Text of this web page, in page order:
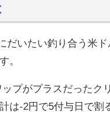
だいたい釣り合う米
。
プがプラスだった
-2円で5付与日で割